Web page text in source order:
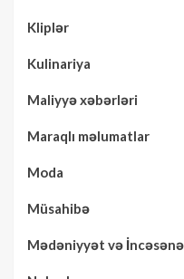
Kliplər
Kulinariya
Maliyyə xəbərləri
Maraqlı məlumatlar
Moda
Müsahibə
Mədəniyyət və